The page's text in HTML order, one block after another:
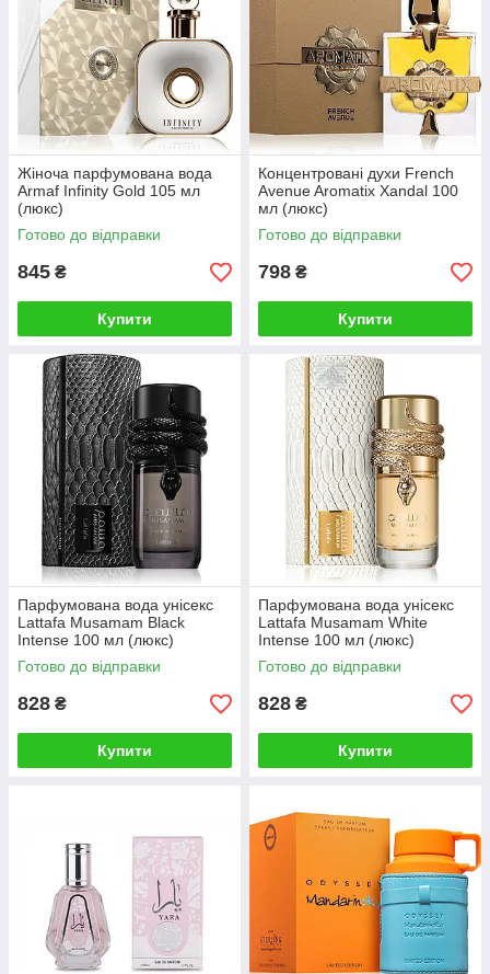
Жіноча парфумована вода
Armaf Infinity Gold 105 мл
(люкс)
Готово до відправки
845 ₴
Купити
Концентровані духи French
Avenue Aromatix Xandal 100
мл (люкс)
Готово до відправки
798 ₴
Купити
Парфумована вода унісекс
Lattafa Musamam Black
Intense 100 мл (люкс)
Готово до відправки
828 ₴
Купити
Парфумована вода унісекс
Lattafa Musamam White
Intense 100 мл (люкс)
Готово до відправки
828 ₴
Купити